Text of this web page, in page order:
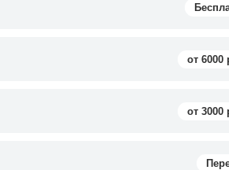
от 6000
от 3000